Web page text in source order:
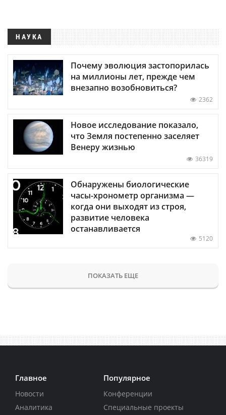
НАУКА
Почему эволюция застопорилась
на миллионы лет, прежде чем
внезапно возобновиться?
2362
Новое исследование показало,
что Земля постепенно заселяет
Венеру жизнью
36319
Обнаружены биологические
часы-хронометр организма —
когда они выходят из строя,
развитие человека
останавливается
5120
ПОКАЗАТЬ ЕЩЕ
Главное
Новости
Аналитика
Популярное
Конференции
Специальные проекты